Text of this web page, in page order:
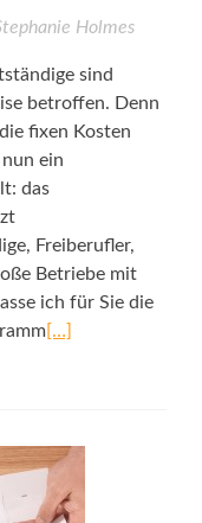
Holmes
sind
betroffen. Denn
fixen Kosten
ein
das
Freiberufler,
Betriebe mit
ich für Sie die
[…]